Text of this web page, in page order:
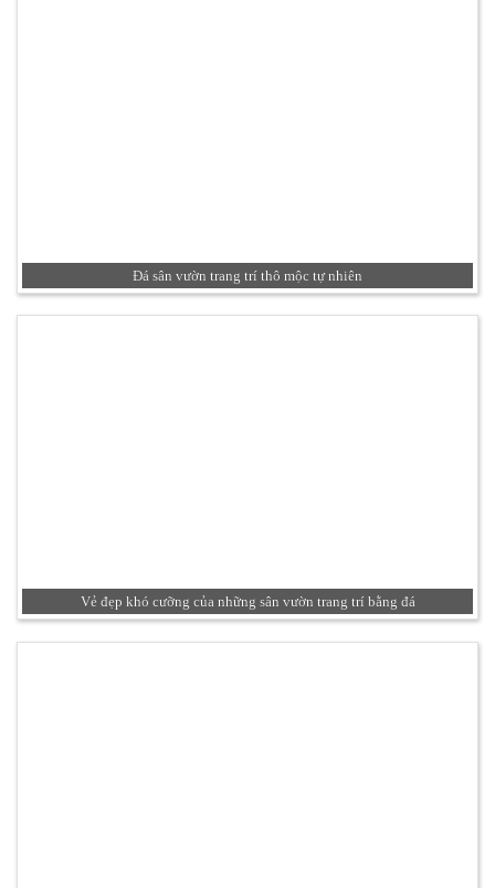
Đá sân vườn trang trí thô mộc tự nhiên
Vẻ đẹp khó cưỡng của những sân vườn trang trí bằng đá